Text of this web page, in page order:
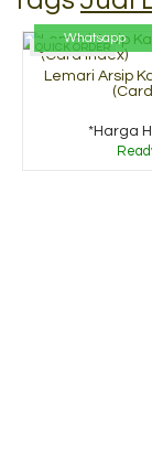
QUICK ORDER
Whatsapp
Lemari Arsip
*Harga